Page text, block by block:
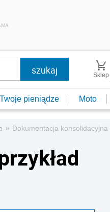
Sklep
Twoje pieniądze Moto
» Dokumentacja konsolidacyjna